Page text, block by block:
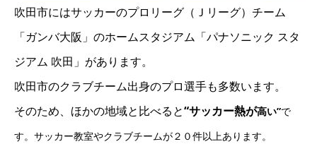
吹田市にはサッカーのプロリーグ（Ｊリーグ）チーム
「ガンバ大阪」のホームスタジアム「パナソニック スタ
ジアム 吹田」があります。
吹田市のクラブチーム出身のプロ選手も多数います。
そのため、ほかの地域と比べると“サッカー熱が高い”で
す。サッカー教室やクラブチームが２０件以上あります。